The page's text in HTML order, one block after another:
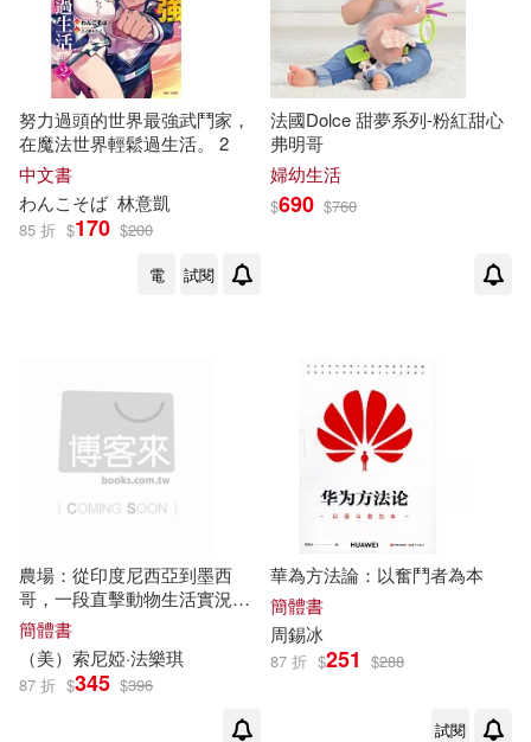
蘇西．葛希曼(1)
蘭陽戲劇團(1) 蟲哥，劉暢(1)
讓(1)
趙鵬宇(1)
郝菲菲，王興輝(1) 鄒瑚瑩(1)
鄧濤(1)
野元千寿子(1)
金玄秀(1) 闞男男(1)
阿克塞爾．霍耐特(1)
貴州人民出版社(1) 買動漫(1)
連環畫出版社(1)
遼寧師範大學出版社(1)
遼寧科學技術出版社(1)
長江文藝出版社(1)
陝西人民教育出版社(1)
雲南大學出版社(1)
非凡出版社(1) 韋伯(1)
鴻漸文化(1)
努力過頭的世界最強武鬥家，
在魔法世界輕鬆過生活。 2
中文書
わんこそば 林意凱
85 折 $170 $200
電
試閱
法國Dolce 甜夢系列-粉紅甜心
弗明哥
婦幼生活
$690 $760
農場：從印度尼西亞到墨西
哥，一段直擊動物生活實況的
震撼之旅
簡體書
（美）索尼婭·法樂琪
87 折 $345 $396
華為方法論：以奮鬥者為本
簡體書
周錫冰
87 折 $251 $288
試閱